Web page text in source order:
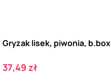
Gryzak lisek, piwonia, b.box
Cena
37,49 zł